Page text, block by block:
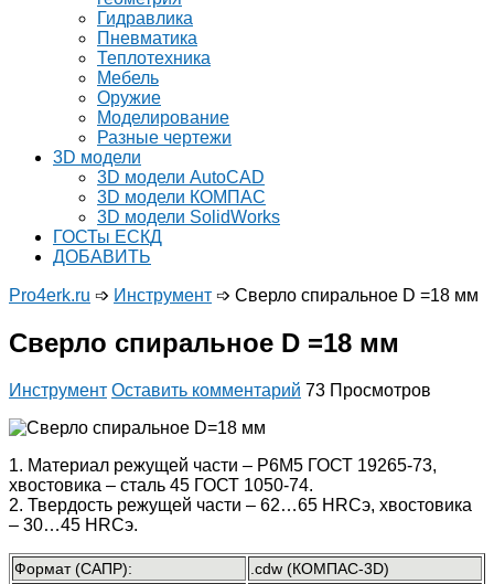
Гидравлика
Пневматика
Теплотехника
Мебель
Оружие
Моделирование
Разные чертежи
3D модели
3D модели AutoCAD
3D модели КОМПАС
3D модели SolidWorks
ГОСТы ЕСКД
ДОБАВИТЬ
Pro4erk.ru ➩ Инструмент ➩ Сверло спиральное D =18 мм
Сверло спиральное D =18 мм
Инструмент Оставить комментарий 73 Просмотров
1. Материал режущей части – Р6М5 ГОСТ 19265-73,
хвостовика – сталь 45 ГОСТ 1050-74.
2. Твердость режущей части – 62…65 HRCэ, хвостовика
– 30…45 HRCэ.
Формат (САПР):
.cdw (КОМПАС-3D)